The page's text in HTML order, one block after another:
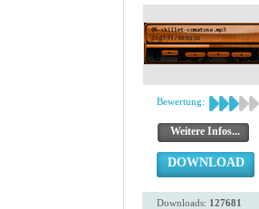
Bewertung:
Weitere Infos...
DOWNLOAD
Downloads: 127681